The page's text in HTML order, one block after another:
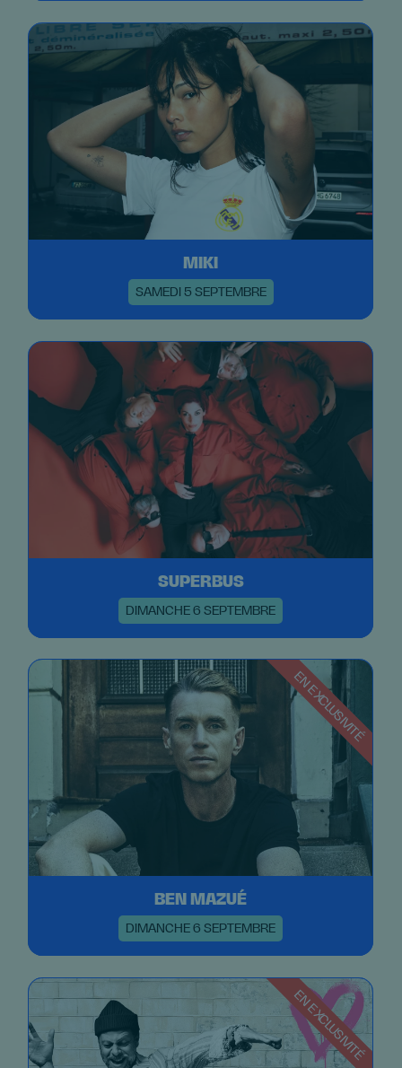
MIKI
SAMEDI 5 SEPTEMBRE
SUPERBUS
DIMANCHE 6 SEPTEMBRE
EN EXCLUSIVITÉ
BEN MAZUÉ
DIMANCHE 6 SEPTEMBRE
EN EXCLUSIVITÉ